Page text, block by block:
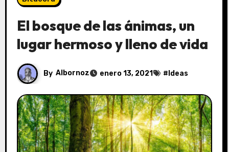
El bosque de las ánimas, un
lugar hermoso y lleno de vida
By Albornoz enero 13, 2021 # Ideas